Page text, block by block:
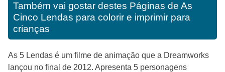
Também vai gostar destes Páginas de As
Cinco Lendas para colorir e imprimir para
crianças
As 5 Lendas é um filme de animação que a Dreamworks
lançou no final de 2012. Apresenta 5 personagens